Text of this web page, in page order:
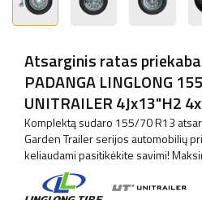
Atsarginis ratas
PADANGA LINGLONG
UNITRAILER 4Jx13"H2
Komplektą sudaro 155/70 R13
Garden Trailer serijos automobilių
keliaudami pasitikėkite savimi!